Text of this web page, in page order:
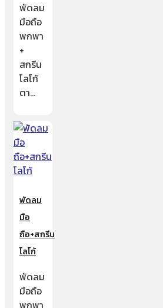
พัดลม
มือถือ
พกพา
+
สกรีน
โลโก้
ตา…
พัดลม
มือ
ถือ+สกรีน
โลโก้
พัดลม
มือถือ
พกพา